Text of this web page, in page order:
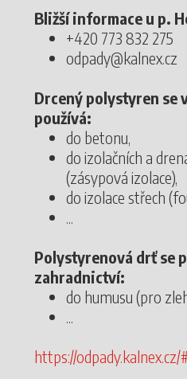
Bližší informace u p.
+420 773 832 275
odpady@kalnex.cz
Drcený polystyren se
používá:
do betonu,
do izolačních a
(zásypová izolace),
do izolace střech
...
Polystyrenová drť se
zahradnictví:
do humusu (pro
...
https://